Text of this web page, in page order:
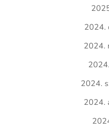
2024.
2024.
2024.
2024.